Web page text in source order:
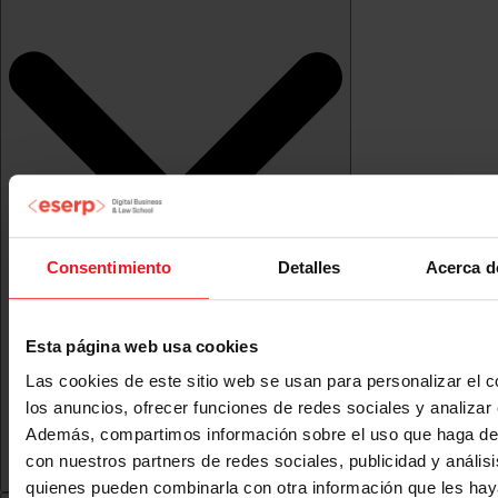
Consentimiento Detalles Acerca
Esta página web usa cookies
Las cookies de este sitio web se usan para personalizar el
los anuncios, ofrecer funciones de redes sociales y analizar
Además, compartimos información sobre el uso que haga
con nuestros partners de redes sociales, publicidad y
quienes pueden combinarla con otra información que les